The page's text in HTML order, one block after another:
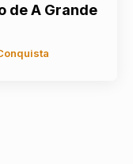
de A Grande